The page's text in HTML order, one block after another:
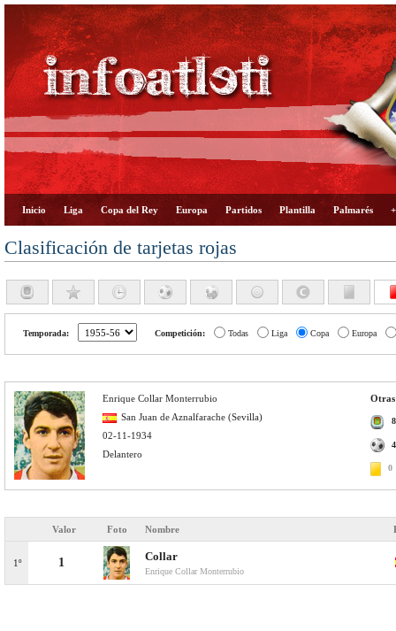
Inicio Liga Copa del Rey Europa Partidos Plantilla Palmarés
Clasificación de tarjetas rojas
Temporada: Competición: Todas Liga Copa Europa
Otras
8
4
0
Enrique Collar Monterrubio
San Juan de Aznalfarache (Sevilla)
02-11-1934
Delantero
Valor Foto Nombre
1º 1 Collar
Enrique Collar Monterrubio